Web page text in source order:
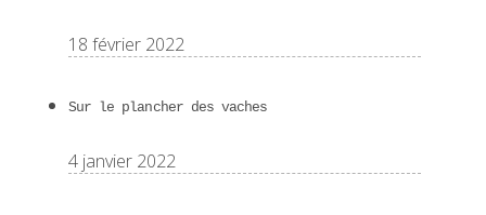
18 février 2022
Sur le plancher des vaches
4 janvier 2022